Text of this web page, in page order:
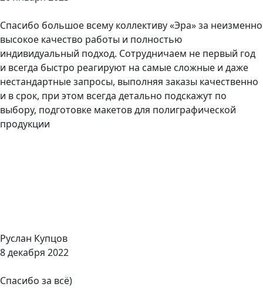
Спасибо большое всему коллективу «Эра» за неизменно
высокое качество работы и полностью
индивидуальный подход. Сотрудничаем не первый год
и всегда быстро реагируют на самые сложные и даже
нестандартные запросы, выполняя заказы качественно
и в срок, при этом всегда детально подскажут по
выбору, подготовке макетов для полиграфической
продукции
Руслан Купцов
8 декабря 2022
Спасибо за всё)